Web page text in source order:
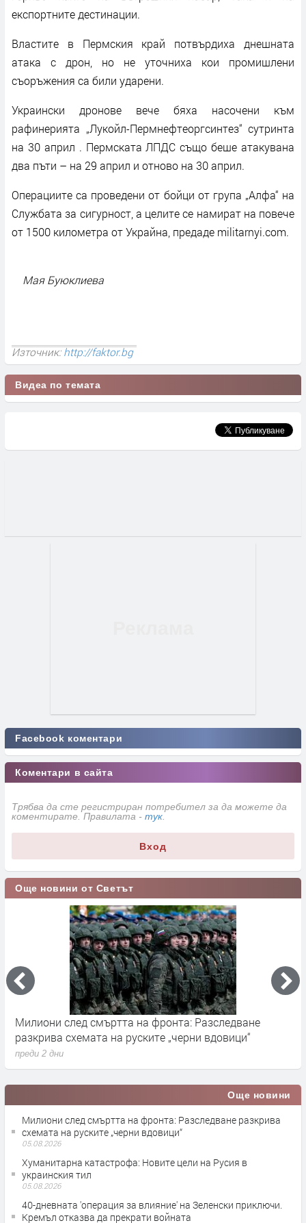
експортните дестинации.
Властите в Пермския край потвърдиха днешната
атака с дрон, но не уточниха кои промишлени
съоръжения са били ударени.
Украински дронове вече бяха насочени към
рафинерията „Лукойл-Пермнефтеоргсинтез“ сутринта
на 30 април . Пермската ЛПДС също беше атакувана
два пъти – на 29 април и отново на 30 април.
Операциите са проведени от бойци от група „Алфа“ на
Службата за сигурност, а целите се намират на повече
от 1500 километра от Украйна, предаде militarnyi.com.
Мая Буюклиева
Източник:http://faktor.bg
Видеа по темата
Facebook коментари
Коментари в сайта
Трябва да сте регистриран потребител за да можете да
коментирате. Правилата - тук
Вход
Още новини от Светът
Милиони след смъртта на фронта: Разследване
разкрива схемата на руските „черни вдовици“
преди 2 дни
Още новини
Милиони след смъртта на фронта: Разследване разкрива
схемата на руските „черни вдовици“
05.08.2026
Хуманитарна катастрофа: Новите цели на Русия в
украинския тил
05.08.2026
40-дневната 'операция за влияние' на Зеленски приключи.
Кремъл отказва да прекрати войната